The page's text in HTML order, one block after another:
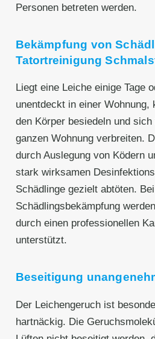
Personen betreten werden.
Bekämpfung von
Tatortreinigung
Liegt eine Leiche einige Tage
unentdeckt in einer Wohnung,
den Körper besiedeln und
ganzen Wohnung verbreiten.
durch Auslegung von Ködern
stark wirksamen
Schädlinge gezielt abtöten.
Schädlingsbekämpfung
durch einen professionellen
unterstützt.
Beseitigung
Der Leichengeruch ist
hartnäckig. Die